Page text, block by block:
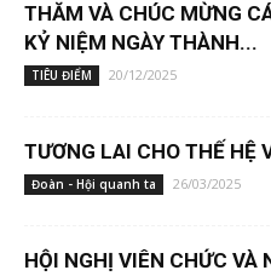
THĂM VÀ CHÚC MỪNG
KỶ NIỆM NGÀY THÀNH...
TIÊU ĐIỂM 20/12/2025
TƯƠNG LAI CHO THẾ HỆ
Đoàn - Hội quanh ta 26/03/2025
HỘI NGHỊ VIÊN CHỨC VÀ